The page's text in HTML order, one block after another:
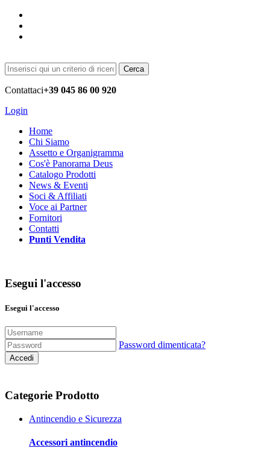
Cerca
Contattaci+39 045 86 00 920
Login
Home
Chi Siamo
Assetto e Organigramma
Cos'è Panorama Deus
Catalogo Prodotti
News & Eventi
Soci & Affiliati
Voce ai Partner
Fornitori
Contatti
Punti Vendita
Esegui l'accesso
Esegui l'accesso
Password dimenticata?
Accedi
Categorie Prodotto
Antincendio e Sicurezza
Accessori antincendio